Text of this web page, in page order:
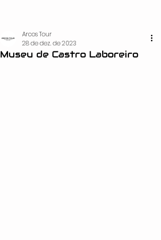
Museu de Castro Laboreiro
Arcos Tour
28 de dez. de 2023